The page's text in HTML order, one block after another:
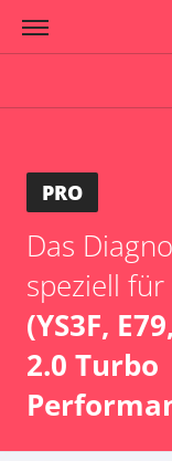
PRO
Das
speziell für
(YS3F,
2.0 Turbo